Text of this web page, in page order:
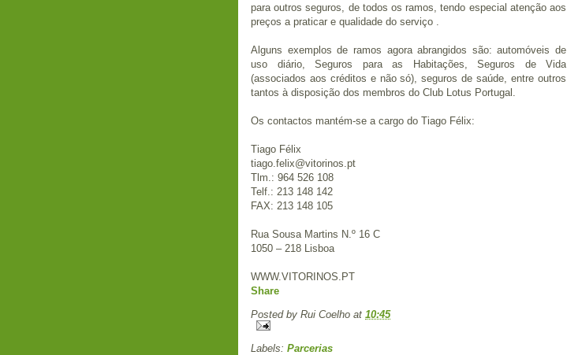
para outros seguros, de todos os ramos, tendo especial atenção aos
preços a praticar e qualidade do serviço .
Alguns exemplos de ramos agora abrangidos são: automóveis de
uso diário, Seguros para as Habitações, Seguros de Vida
(associados aos créditos e não só), seguros de saúde, entre outros
tantos à disposição dos membros do Club Lotus Portugal.
Os contactos mantém-se a cargo do Tiago Félix:
Tiago Félix
tiago.felix@vitorinos.pt
Tlm.: 964 526 108
Telf.: 213 148 142
FAX: 213 148 105
Rua Sousa Martins N.º 16 C
1050 – 218 Lisboa
WWW.VITORINOS.PT
Share
Posted by Rui Coelho at 10:45
Labels: Parcerias